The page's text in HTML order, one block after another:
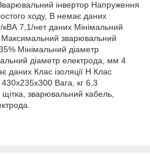
інвертор Напруження
ходу, В немає даних
кВА 7,1/нет даних Мінімальний
зварювальний
Мінімальний діаметр
діаметр електрода, мм 4
даних Клас ізоляції Н Клас
Вага, кг 6,3
зварювальний кабель,